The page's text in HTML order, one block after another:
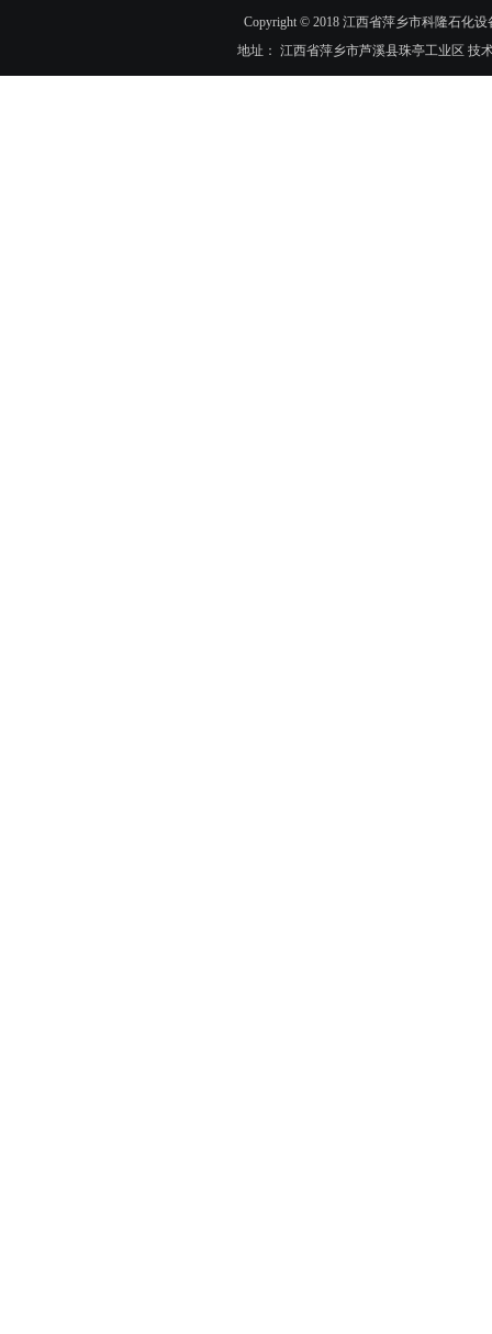
Copyright © 2018 江西省萍乡市科隆石化
地址： 江西省萍乡市芦溪县珠亭工业区 技